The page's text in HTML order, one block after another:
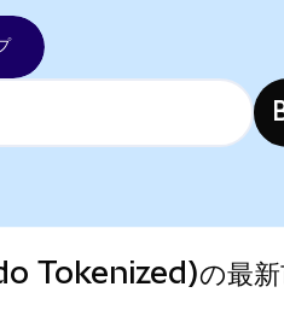
Tokenized)の最新